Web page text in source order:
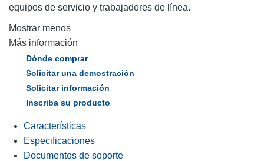
equipos de servicio y trabajadores de línea.
Mostrar menos
Más información
Dónde comprar
Solicitar una demostración
Solicitar información
Inscriba su producto
Características
Especificaciones
Documentos de soporte